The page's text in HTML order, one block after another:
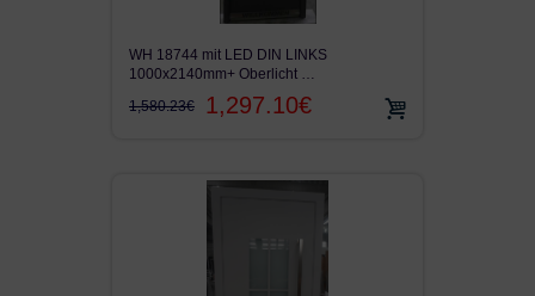
WH 18744 mit LED DIN LINKS
1000x2140mm+ Oberlicht …
1,580.23€
1,297.10€